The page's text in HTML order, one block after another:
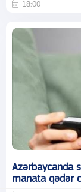
18:00
Azərbaycanda
manata qədər